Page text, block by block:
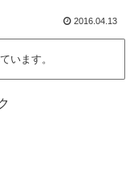
2016.04.13
います。